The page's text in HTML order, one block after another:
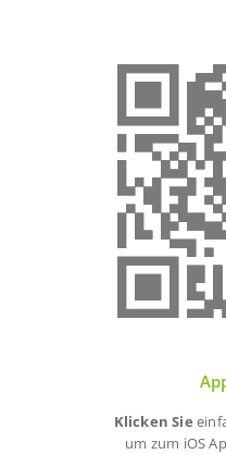
Klicken Sie
um zum iOS